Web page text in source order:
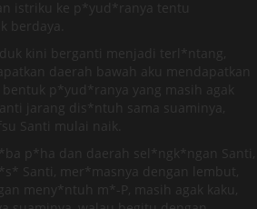
istriku ke p*yud*ranya tentu
berdaya.
kini berganti menjadi terl*ntang,
daerah bawah aku mendapatkan
p*yud*ranya yang masih agak
jarang dis*ntuh sama suaminya,
Santi mulai naik.
p*ha dan daerah sel*ngk*ngan Santi,
Santi, mer*masnya dengan lembut,
meny*ntuh m*-P, masih agak kaku,